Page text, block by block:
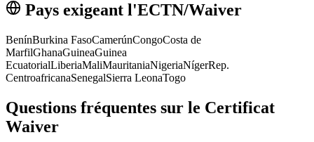
Pays exigeant l'ECTN/Waiver
BenínBurkina FasoCamerúnCongoCosta de
MarfilGhanaGuineaGuinea
EcuatorialLiberiaMaliMauritaniaNigeriaNígerRep.
CentroafricanaSenegalSierra LeonaTogo
Questions fréquentes sur le Certificat
Waiver